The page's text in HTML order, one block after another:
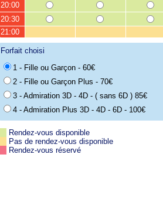
20:00
20:30
21:00
Forfait choisi
1 - Fille ou Garçon - 60€
2 - Fille ou Garçon Plus - 70€
3 - Admiration 3D - 4D - ( sans 6D ) 85€
4 - Admiration Plus 3D - 4D - 6D - 100€
Rendez-vous disponible
Pas de rendez-vous disponible
Rendez-vous réservé